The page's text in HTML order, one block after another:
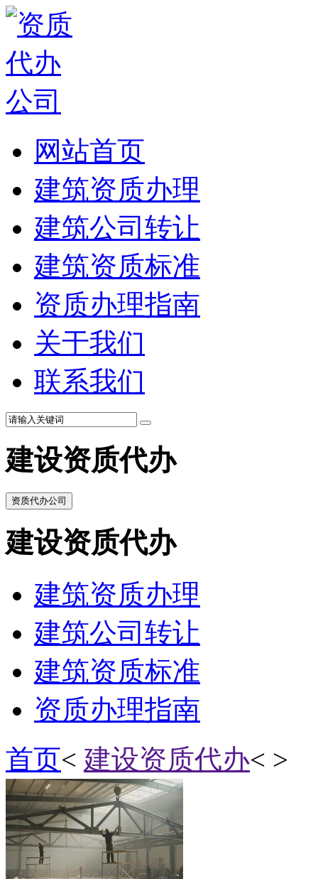
网站首页
建筑资质办理
建筑公司转让
建筑资质标准
资质办理指南
关于我们
联系我们
建设资质代办
资质代办公司
建设资质代办
建筑资质办理
建筑公司转让
建筑资质标准
资质办理指南
首页< 建设资质代办< >